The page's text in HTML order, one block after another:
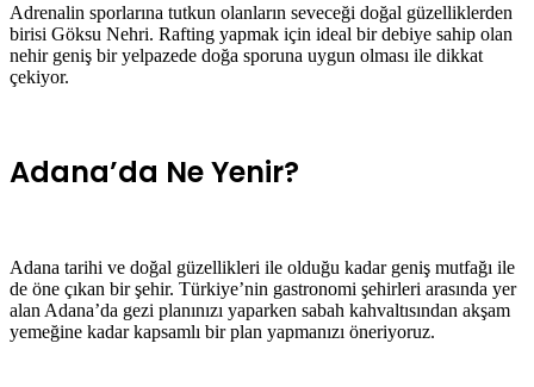
Adrenalin sporlarına tutkun olanların seveceği doğal güzelliklerden
birisi Göksu Nehri. Rafting yapmak için ideal bir debiye sahip olan
nehir geniş bir yelpazede doğa sporuna uygun olması ile dikkat
çekiyor.
Adana’da Ne Yenir?
Adana tarihi ve doğal güzellikleri ile olduğu kadar geniş mutfağı ile
de öne çıkan bir şehir. Türkiye’nin gastronomi şehirleri arasında yer
alan Adana’da gezi planınızı yaparken sabah kahvaltısından akşam
yemeğine kadar kapsamlı bir plan yapmanızı öneriyoruz.